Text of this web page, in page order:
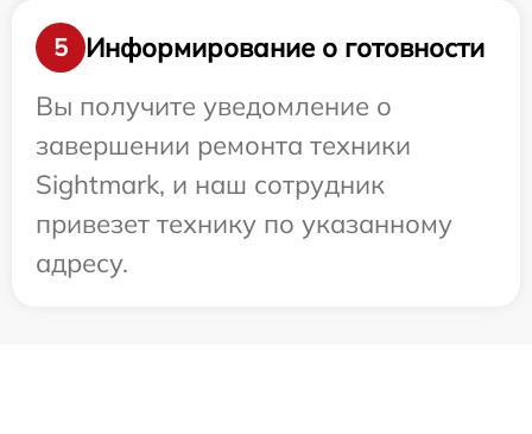
5
Информирование о готовности
Вы получите уведомление о
завершении ремонта техники
Sightmark, и наш сотрудник
привезет технику по указанному
адресу.